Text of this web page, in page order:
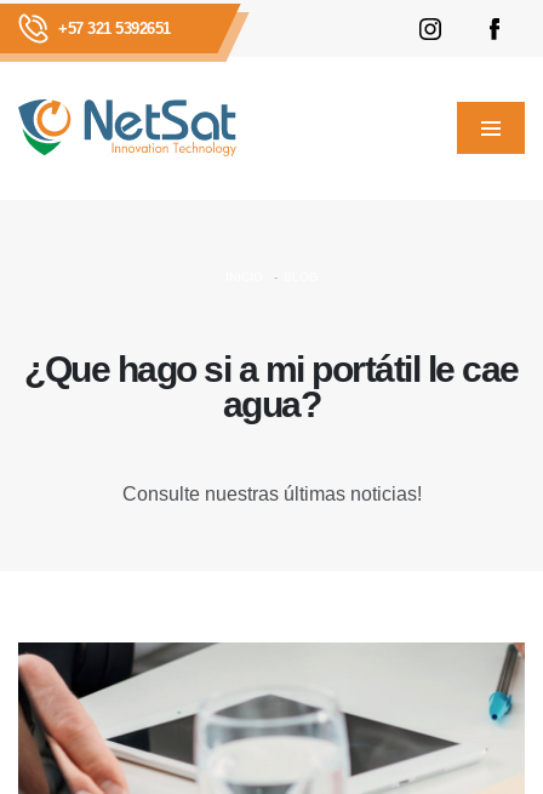
+57 321 5392651
¿Que hago si a mi portátil le cae
agua?
Consulte nuestras últimas noticias!